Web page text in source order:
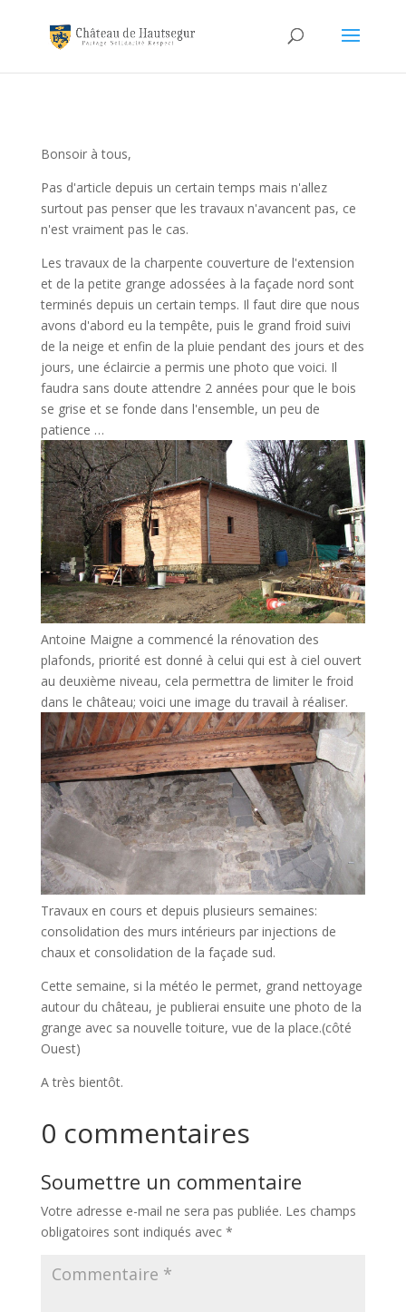
Bonsoir à tous,
Pas d'article depuis un certain temps mais n'allez
surtout pas penser que les travaux n'avancent pas, ce
n'est vraiment pas le cas.
Les travaux de la charpente couverture de l'extension
et de la petite grange adossées à la façade nord sont
terminés depuis un certain temps. Il faut dire que nous
avons d'abord eu la tempête, puis le grand froid suivi
de la neige et enfin de la pluie pendant des jours et des
jours, une éclaircie a permis une photo que voici. Il
faudra sans doute attendre 2 années pour que le bois
se grise et se fonde dans l'ensemble, un peu de
patience …
Antoine Maigne a commencé la rénovation des
plafonds, priorité est donné à celui qui est à ciel ouvert
au deuxième niveau, cela permettra de limiter le froid
dans le château; voici une image du travail à réaliser.
Travaux en cours et depuis plusieurs semaines:
consolidation des murs intérieurs par injections de
chaux et consolidation de la façade sud.
Cette semaine, si la météo le permet, grand nettoyage
autour du château, je publierai ensuite une photo de la
grange avec sa nouvelle toiture, vue de la place.(côté
Ouest)
A très bientôt.
0 commentaires
Soumettre un commentaire
Votre adresse e-mail ne sera pas publiée. Les champs
obligatoires sont indiqués avec *